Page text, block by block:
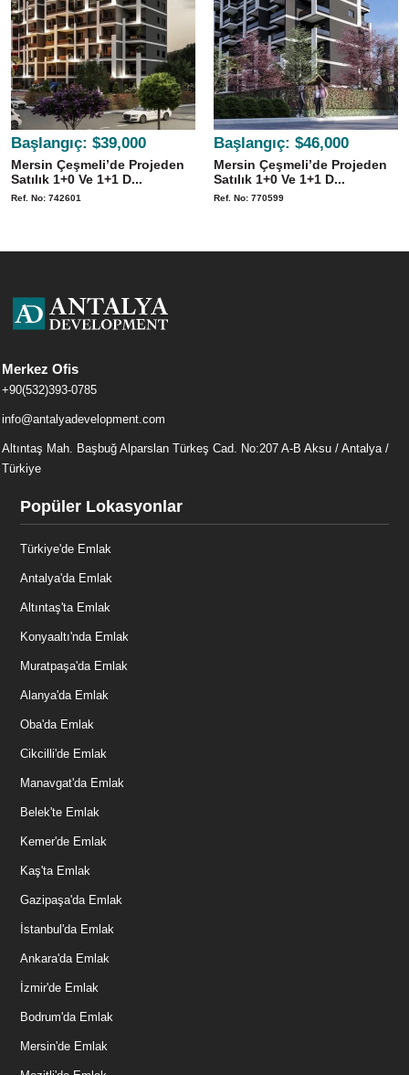
Başlangıç: $39,000
Mersin Çeşmeli’de Projeden
Satılık 1+0 Ve 1+1 D...
Ref. No: 742601
Başlangıç: $46,000
Mersin Çeşmeli’de Projeden
Satılık 1+0 Ve 1+1 D...
Ref. No: 770599
Merkez Ofis
+90(532)393-0785
info@antalyadevelopment.com
Altıntaş Mah. Başbuğ Alparslan Türkeş Cad. No:207 A-B Aksu / Antalya /
Türkiye
Popüler Lokasyonlar
Türkiye'de Emlak
Antalya'da Emlak
Altıntaş'ta Emlak
Konyaaltı'nda Emlak
Muratpaşa'da Emlak
Alanya'da Emlak
Oba'da Emlak
Cikcilli'de Emlak
Manavgat'da Emlak
Belek'te Emlak
Kemer'de Emlak
Kaş'ta Emlak
Gazipaşa'da Emlak
İstanbul'da Emlak
Ankara'da Emlak
İzmir'de Emlak
Bodrum'da Emlak
Mersin'de Emlak